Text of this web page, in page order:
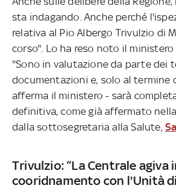
sta indagando. Anche perché
relativa al Pio Albergo Trivulzio di
corso". Lo ha reso noto il ministero
"Sono in valutazione da parte dei
documentazioni e, solo al termine
afferma il ministero - sarà
definitiva, come già affermato
dalla sottosegretaria alla Salute,
Trivulzio: “La Centrale agiva
cooridnamento con l'Unità